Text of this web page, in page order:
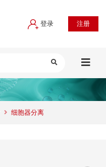
登录 注册
细胞器分离